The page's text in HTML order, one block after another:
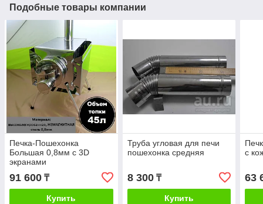
Подобные товары компании
Печка-Пошехонка
Большая 0,8мм с 3D
экранами
91 600 ₸
Купить
Труба угловая для печи
пошехонка средняя
8 300₸
Купить
с
63